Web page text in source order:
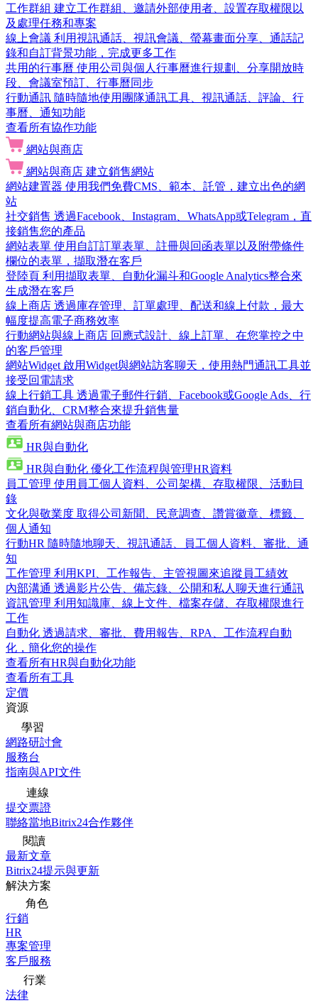
工作群組 建立工作群組、邀請外部使用者、設置存取權限以
及處理任務和專案
線上會議 利用視訊通話、視訊會議、螢幕畫面分享、通話記
錄和自訂背景功能，完成更多工作
共用的行事曆 使用公司與個人行事曆進行規劃、分享開放時
段、會議室預訂、行事曆同步
行動通訊 隨時隨地使用團隊通訊工具、視訊通話、評論、行
事曆、通知功能
查看所有協作功能
網站與商店
網站與商店 建立銷售網站
網站建置器 使用我們免費CMS、範本、託管，建立出色的網
站
社交銷售 透過Facebook、Instagram、WhatsApp或Telegram，直
接銷售您的產品
網站表單 使用自訂訂單表單、註冊與回函表單以及附帶條件
欄位的表單，擷取潛在客戶
登陸頁 利用擷取表單、自動化漏斗和Google Analytics整合來
生成潛在客戶
線上商店 透過庫存管理、訂單處理、配送和線上付款，最大
幅度提高電子商務效率
行動網站與線上商店 回應式設計、線上訂單、在您掌控之中
的客戶管理
網站Widget 啟用Widget與網站訪客聊天，使用熱門通訊工具並
接受回電請求
線上行銷工具 透過電子郵件行銷、Facebook或Google Ads、行
銷自動化、CRM整合來提升銷售量
查看所有網站與商店功能
HR與自動化
HR與自動化 優化工作流程與管理HR資料
員工管理 使用員工個人資料、公司架構、存取權限、活動目
錄
文化與敬業度 取得公司新聞、民意調查、讚賞徽章、標籤、
個人通知
行動HR 隨時隨地聊天、視訊通話、員工個人資料、審批、通
知
工作管理 利用KPI、工作報告、主管視圖來追蹤員工績效
內部溝通 透過影片公告、備忘錄、公開和私人聊天進行通訊
資訊管理 利用知識庫、線上文件、檔案存儲、存取權限進行
工作
自動化 透過請求、審批、費用報告、RPA、工作流程自動
化，簡化您的操作
查看所有HR與自動化功能
查看所有工具
定價
資源
學習
網路研討會
服務台
指南與API文件
連線
提交票證
聯絡當地Bitrix24合作夥伴
閱讀
最新文章
Bitrix24提示與更新
解決方案
角色
行銷
HR
專案管理
客戶服務
行業
法律